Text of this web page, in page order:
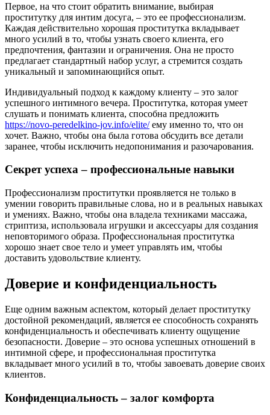
Первое, на что стоит обратить внимание, выбирая
проститутку для интим досуга, – это ее профессионализм.
Каждая действительно хорошая проститутка вкладывает
много усилий в то, чтобы узнать своего клиента, его
предпочтения, фантазии и ограничения. Она не просто
предлагает стандартный набор услуг, а стремится создать
уникальный и запоминающийся опыт.
Индивидуальный подход к каждому клиенту – это залог
успешного интимного вечера. Проститутка, которая умеет
слушать и понимать клиента, способна предложить
https://novo-peredelkino-jov.info/elite/ему именно то, что он
хочет. Важно, чтобы она была готова обсудить все детали
заранее, чтобы исключить недопонимания и разочарования.
Секрет успеха – профессиональные навыки
Профессионализм проститутки проявляется не только в
умении говорить правильные слова, но и в реальных навыках
и умениях. Важно, чтобы она владела техниками массажа,
стриптиза, использовала игрушки и аксессуары для создания
неповторимого образа. Профессиональная проститутка
хорошо знает свое тело и умеет управлять им, чтобы
доставить удовольствие клиенту.
Доверие и конфиденциальность
Еще одним важным аспектом, который делает проститутку
достойной рекомендаций, является ее способность сохранять
конфиденциальность и обеспечивать клиенту ощущение
безопасности. Доверие – это основа успешных отношений в
интимной сфере, и профессиональная проститутка
вкладывает много усилий в то, чтобы завоевать доверие своих
клиентов.
Конфиденциальность – залог комфорта